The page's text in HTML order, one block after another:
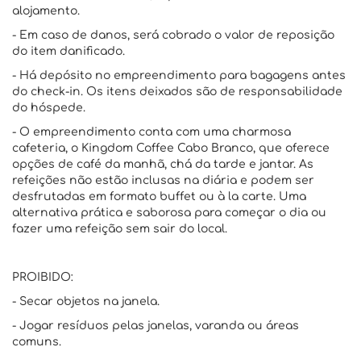
alojamento.
- Em caso de danos, será cobrado o valor de reposição
do item danificado.
- Há depósito no empreendimento para bagagens antes
do check-in. Os itens deixados são de responsabilidade
do hóspede.
- O empreendimento conta com uma charmosa
cafeteria, o Kingdom Coffee Cabo Branco, que oferece
opções de café da manhã, chá da tarde e jantar. As
refeições não estão inclusas na diária e podem ser
desfrutadas em formato buffet ou à la carte. Uma
alternativa prática e saborosa para começar o dia ou
fazer uma refeição sem sair do local.
PROIBIDO:
- Secar objetos na janela.
- Jogar resíduos pelas janelas, varanda ou áreas
comuns.